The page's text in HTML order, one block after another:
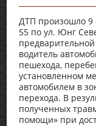
ДТП произошло 9
55 по ул. Юнг
водитель
пешехода,
установленном
автомобилем в
перехода. В
полученных
помощи» при